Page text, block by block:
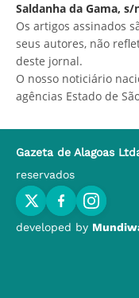
Saldanha da Gama, s/
Os artigos assinados
seus autores, não
deste jornal.
O nosso noticiário
agências Estado de
Gazeta de Alagoas
reservados
developed by